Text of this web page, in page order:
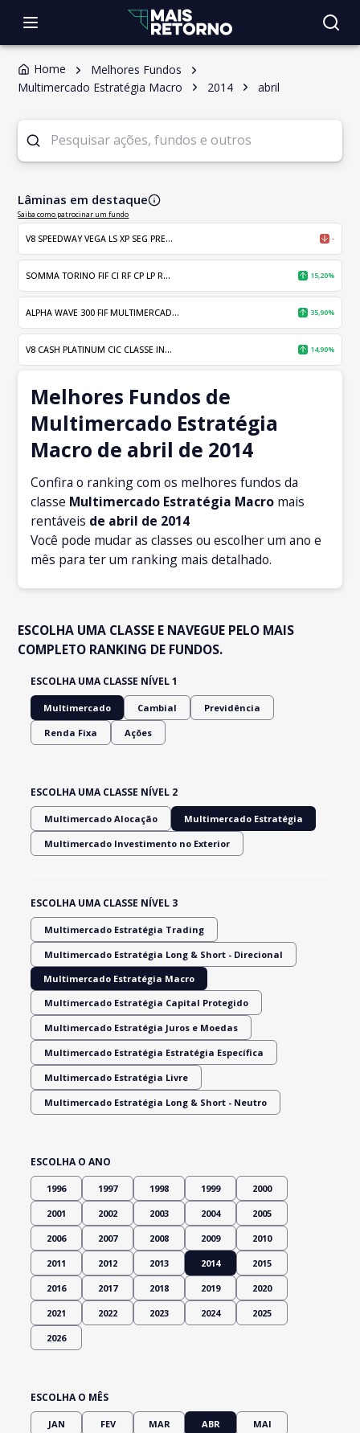
Home
Melhores Fundos
Multimercado Estratégia Macro
2014 abril
Lâminas em destaque
Saiba como patrocinar um fundo
V8 SPEEDWAY VEGA LS XP SEG PRE... -
SOMMA TORINO FIF CI RF CP LP R... 15,20%
ALPHA WAVE 300 FIF MULTIMERCAD... 35,90%
V8 CASH PLATINUM CIC CLASSE IN... 14,90%
Melhores Fundos de
Multimercado Estratégia
Macro de abril de 2014
Confira o ranking com os melhores fundos da
classe Multimercado Estratégia Macro mais
rentáveis de abril de 2014
Você pode mudar as classes ou escolher um ano e
mês para ter um ranking mais detalhado.
ESCOLHA UMA CLASSE E NAVEGUE PELO MAIS
COMPLETO RANKING DE FUNDOS.
ESCOLHA UMA CLASSE NÍVEL 1
Multimercado Cambial Previdência
Renda Fixa Ações
ESCOLHA UMA CLASSE NÍVEL 2
Multimercado Alocação Multimercado Estratégia
Multimercado Investimento no Exterior
ESCOLHA UMA CLASSE NÍVEL 3
Multimercado Estratégia Trading
Multimercado Estratégia Long & Short - Direcional
Multimercado Estratégia Macro
Multimercado Estratégia Capital Protegido
Multimercado Estratégia Juros e Moedas
Multimercado Estratégia Estratégia Específica
Multimercado Estratégia Livre
Multimercado Estratégia Long & Short - Neutro
ESCOLHA O ANO
1996 1997 1998 1999 2000
2001 2002 2003 2004 2005
2006 2007 2008 2009 2010
2011 2012 2013 2014 2015
2016 2017 2018 2019 2020
2021 2022 2023 2024 2025
2026
ESCOLHA O MÊS
JAN FEV MAR ABR MAI